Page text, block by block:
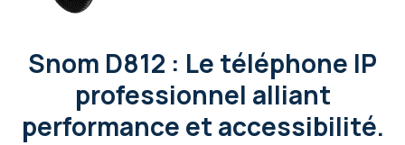
Snom D812 : Le téléphone IP
professionnel alliant
performance et accessibilité.